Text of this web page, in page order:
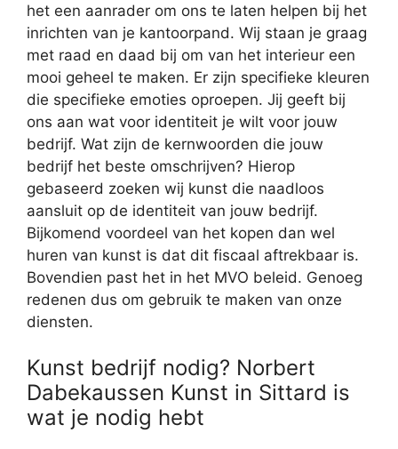
het een aanrader om ons te laten helpen bij het
inrichten van je kantoorpand. Wij staan je graag
met raad en daad bij om van het interieur een
mooi geheel te maken. Er zijn specifieke kleuren
die specifieke emoties oproepen. Jij geeft bij
ons aan wat voor identiteit je wilt voor jouw
bedrijf. Wat zijn de kernwoorden die jouw
bedrijf het beste omschrijven? Hierop
gebaseerd zoeken wij kunst die naadloos
aansluit op de identiteit van jouw bedrijf.
Bijkomend voordeel van het kopen dan wel
huren van kunst is dat dit fiscaal aftrekbaar is.
Bovendien past het in het MVO beleid. Genoeg
redenen dus om gebruik te maken van onze
diensten.
Kunst bedrijf nodig? Norbert
Dabekaussen Kunst in Sittard is
wat je nodig hebt